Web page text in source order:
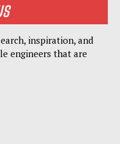
inspiration, and
engineers that are